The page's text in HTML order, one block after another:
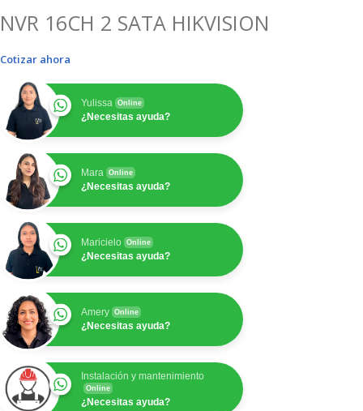
NVR 16CH 2 SATA HIKVISION
Cotizar ahora
Yulissa Online
¿Necesitas ayuda?
Mara Online
¿Necesitas ayuda?
Maricielo Online
¿Necesitas ayuda?
Amery Online
¿Necesitas ayuda?
Instalación y mantenimiento
Online
¿Necesitas ayuda?